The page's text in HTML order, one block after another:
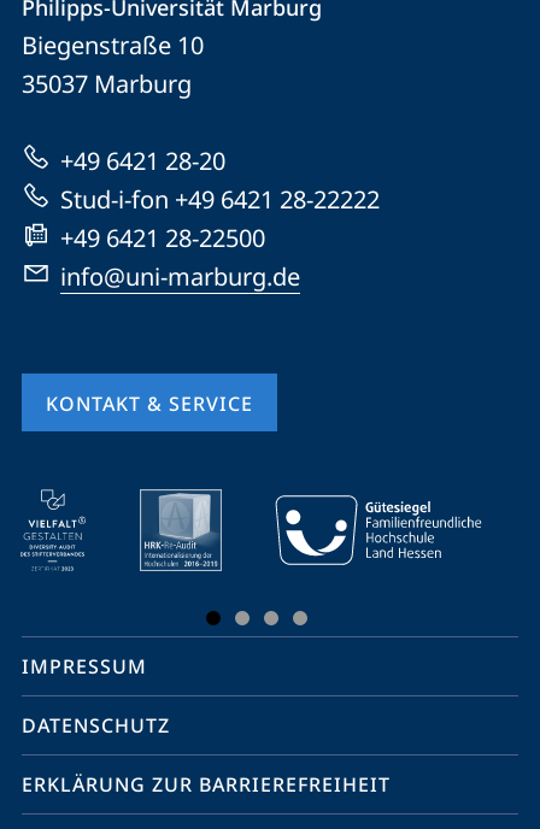
und
Informationen
zur
Website
Philipps-
Universität
Philipps-Universität Marburg
Biegenstraße 10
35037 Marburg
+49 6421 28-20
Stud-i-fon +49 6421 28-22222
+49 6421 28-22500
info@uni-marburg.de
KONTAKT & SERVICE
Mobile-
Service-
Navigation
Social
Media
Kontakte
IMPRESSUM
DATENSCHUTZ
ERKLÄRUNG ZUR BARRIEREFREIHEIT